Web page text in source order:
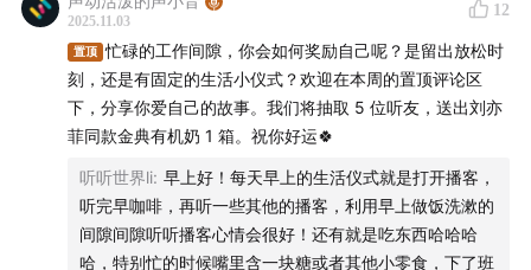
的新动态，欢迎收听！
金典有机奶，是国内首个通过金标认证的有机奶，口感丝
滑细腻，自然清甜，每 100ml 就有 4.0g 优质乳蛋白，营
养纯净，牛奶品质达六国标准。
在天猫超市搜索【金典有机】，下单刘亦菲同款金典有机
奶，享 63 折限时优惠！戳下方人气单品链接↓↓↓直接
囤货，爱自己从一杯有机奶开始～
2025.11.03
12
置顶
忙碌的工作间隙，你会如何奖励自己呢？是留出放松时
刻，还是有固定的生活小仪式？欢迎在本周的置顶评论区
下，分享你爱自己的故事。我们将抽取 5 位听友，送出刘亦
菲同款金典有机奶 1 箱。祝你好运🍀
听听世界li: 早上好！每天早上的生活仪式就是打开播客，
听完早咖啡，再听一些其他的播客，利用早上做饭洗漱的
间隙间隙听听播客心情会很好！还有就是吃东西哈哈哈
哈，特别忙的时候嘴里含一块糖或者其他小零食，下了班